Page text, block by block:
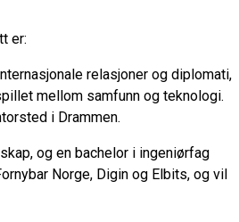
er:
relasjoner og diplomati,
mellom samfunn og teknologi.
i Drammen.
og en bachelor i ingeniørfag
Norge, Digin og Elbits, og vil